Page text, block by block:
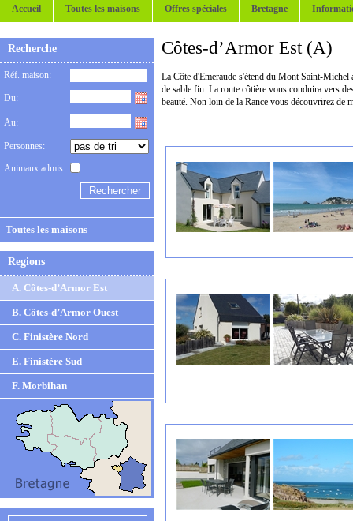
Accueil Toutes les maisons Offres spéciales Bretagne
Recherche
Réf. maison:
Du:
Au:
Personnes:
Animaux admis:
Toutes les maisons
Regions
A. Côtes-d’Armor Est
B. Côtes-d’Armor Ouest
C. Finistère Nord
E. Finistère Sud
F. Morbihan
Côtes-d’Armor Est (A)
La Côte d'Emeraude s'étend du Mont Saint-Michel
de sable fin. La route côtière vous conduira vers
beauté. Non loin de la Rance vous découvrirez de